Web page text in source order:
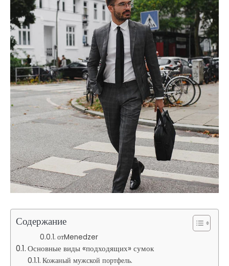
Содержание
отMenedzer
Основные виды «подходящих» сумок
Кожаный мужской портфель.